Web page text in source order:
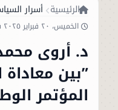
الرئيسية أسرار
الخميس، ٢٠ فبراير ٢٠٢٥ في ٠٢:٤٦ م
د. أروى
”بين معاداة
المؤتمر